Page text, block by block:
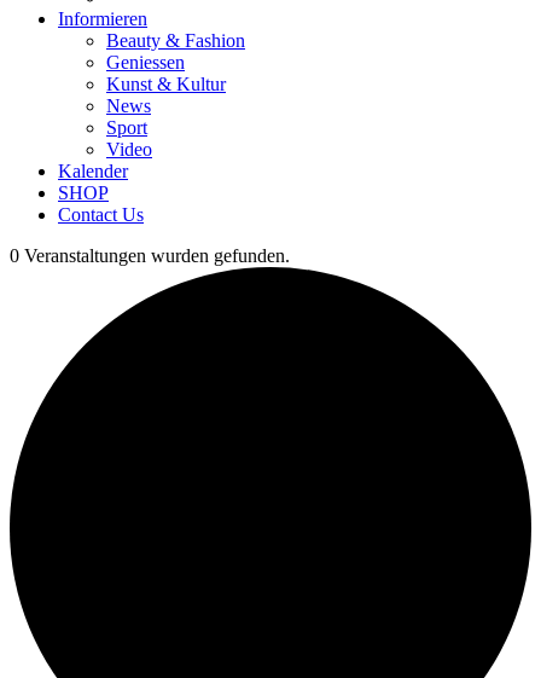
Informieren
Beauty & Fashion
Geniessen
Kunst & Kultur
News
Sport
Video
Kalender
SHOP
Contact Us
0 Veranstaltungen wurden gefunden.